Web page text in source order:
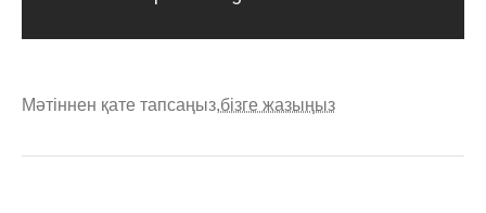
Мәтіннен қате тапсаңыз,бізге жазыңыз